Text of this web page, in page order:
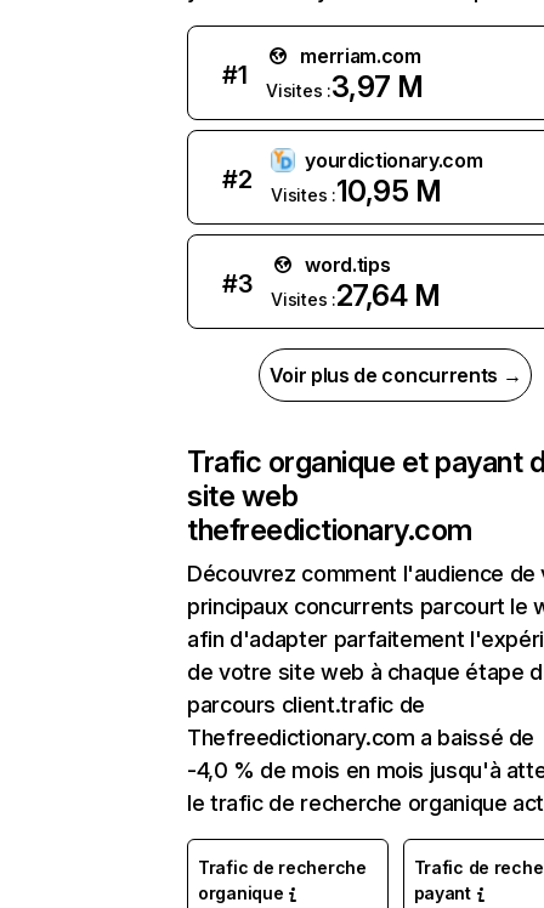
#1
merriam.com
Visites :3,97 M
#2
yourdictionary.com
Visites :10,95 M
#3
word.tips
Visites :27,64 M
Voir plus de concurrents →
Trafic organique et payant
site web
thefreedictionary.com
Découvrez comment l'audience de
principaux concurrents parcourt le
afin d'adapter parfaitement
de votre site web à chaque étape
parcours client.trafic de
Thefreedictionary.com a baissé de
-4,0 % de mois en mois jusqu'à
le trafic de recherche organique
Trafic de recherche
organique
Trafic de
payant